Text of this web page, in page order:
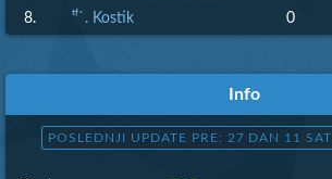
8. ᵗᶠ`. Kostik 0
Info
POSLEDNJI UPDATE PRE: 27 DAN 11